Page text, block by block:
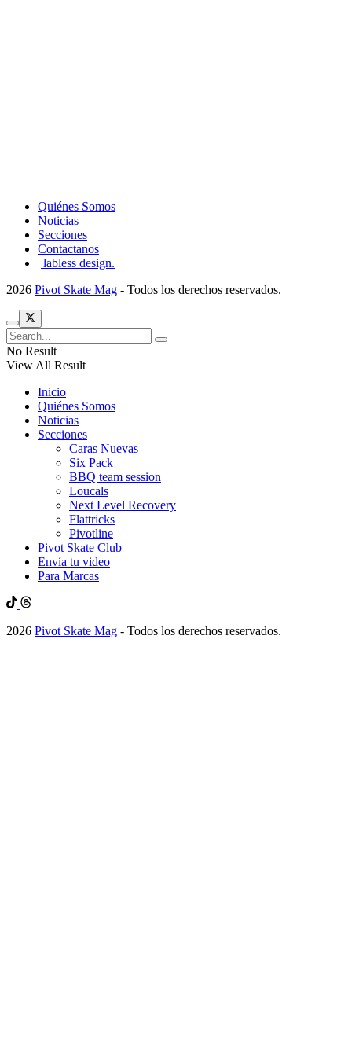
Quiénes Somos
Noticias
Secciones
Contactanos
| labless design.
2026 Pivot Skate Mag - Todos los derechos reservados.
No Result
View All Result
Inicio
Quiénes Somos
Noticias
Secciones
Caras Nuevas
Six Pack
BBQ team session
Loucals
Next Level Recovery
Flattricks
Pivotline
Pivot Skate Club
Envía tu video
Para Marcas
2026 Pivot Skate Mag - Todos los derechos reservados.